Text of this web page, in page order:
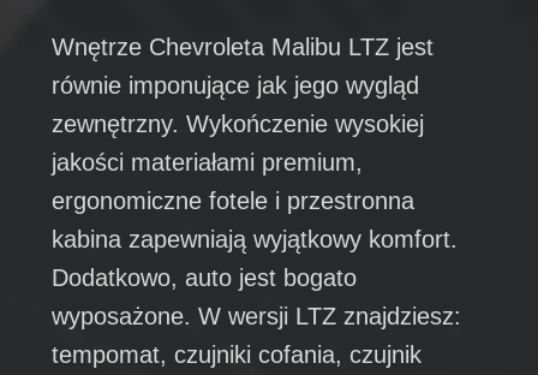
Wnętrze Chevroleta Malibu LTZ jest
równie imponujące jak jego wygląd
zewnętrzny. Wykończenie wysokiej
jakości materiałami premium,
ergonomiczne fotele i przestronna
kabina zapewniają wyjątkowy komfort.
Dodatkowo, auto jest bogato
wyposażone. W wersji LTZ znajdziesz:
tempomat, czujniki cofania, czujnik